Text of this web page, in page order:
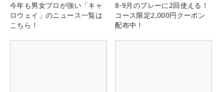
今年も男女プロが強い「キャ
ロウェイ」のニュース一覧は
こちら！
8-9月のプレーに2回使える！
コース限定2,000円クーポン
配布中！